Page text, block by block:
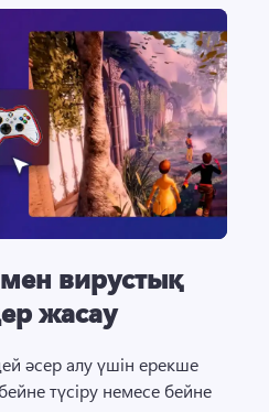
вирустық
жасау
әсер алу үшін ерекше
түсіру немесе бейне